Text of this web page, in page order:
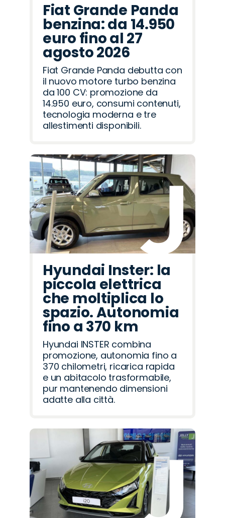
Fiat Grande Panda
benzina: da 14.950
euro fino al 27
agosto 2026
Fiat Grande Panda debutta con
il nuovo motore turbo benzina
da 100 CV: promozione da
14.950 euro, consumi contenuti,
tecnologia moderna e tre
allestimenti disponibili.
Hyundai Inster: la
piccola elettrica
che moltiplica lo
spazio. Autonomia
fino a 370 km
Hyundai INSTER combina
promozione, autonomia fino a
370 chilometri, ricarica rapida
e un abitacolo trasformabile,
pur mantenendo dimensioni
adatte alla città.